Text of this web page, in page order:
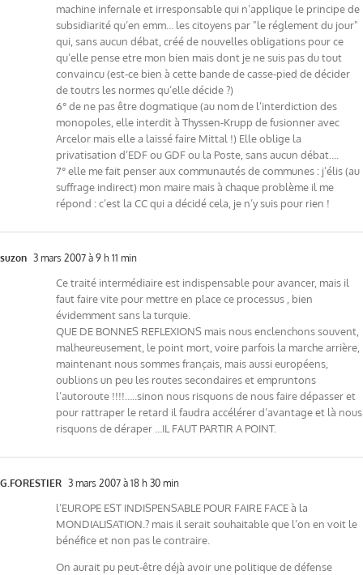
machine infernale et irresponsable qui n’applique le principe de
subsidiarité qu’en emm… les citoyens par "le réglement du jour"
qui, sans aucun débat, créé de nouvelles obligations pour ce
qu’elle pense etre mon bien mais dont je ne suis pas du tout
convaincu (est-ce bien à cette bande de casse-pied de décider
de toutrs les normes qu’elle décide ?)
6° de ne pas être dogmatique (au nom de l’interdiction des
monopoles, elle interdit à Thyssen-Krupp de fusionner avec
Arcelor mais elle a laissé faire Mittal !) Elle oblige la
privatisation d’EDF ou GDF ou la Poste, sans aucun débat….
7° elle me fait penser aux communautés de communes : j’élis (au
suffrage indirect) mon maire mais à chaque problème il me
répond : c’est la CC qui a décidé cela, je n’y suis pour rien !
suzon 3 mars 2007 à 9 h 11 min
Ce traité intermédiaire est indispensable pour avancer, mais il
faut faire vite pour mettre en place ce processus , bien
évidemment sans la turquie.
QUE DE BONNES REFLEXIONS mais nous enclenchons souvent,
malheureusement, le point mort, voire parfois la marche arrière,
maintenant nous sommes français, mais aussi européens,
oublions un peu les routes secondaires et empruntons
l’autoroute !!!!…..sinon nous risquons de nous faire dépasser et
pour rattraper le retard il faudra accélérer d’avantage et là nous
risquons de déraper …IL FAUT PARTIR A POINT.
G.FORESTIER 3 mars 2007 à 18 h 30 min
l’EUROPE EST INDISPENSABLE POUR FAIRE FACE à la
MONDIALISATION.? mais il serait souhaitable que l’on en voit le
bénéfice et non pas le contraire.
On aurait pu peut-être déjà avoir une politique de défense